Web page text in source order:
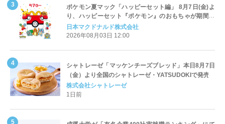
ポケモン夏マック「ハッピーセット編」 8月7日(金)よ
り、ハッピーセット『ポケモン』のおもちゃが期間限
定登場
日本マクドナルド株式会社
2026年08月03日 12:00
シャトレーゼ「マッケンチーズブレッド」本日8月7日
（金）より全国のシャトレーゼ・YATSUDOKIで発売
株式会社シャトレーゼ
1日前